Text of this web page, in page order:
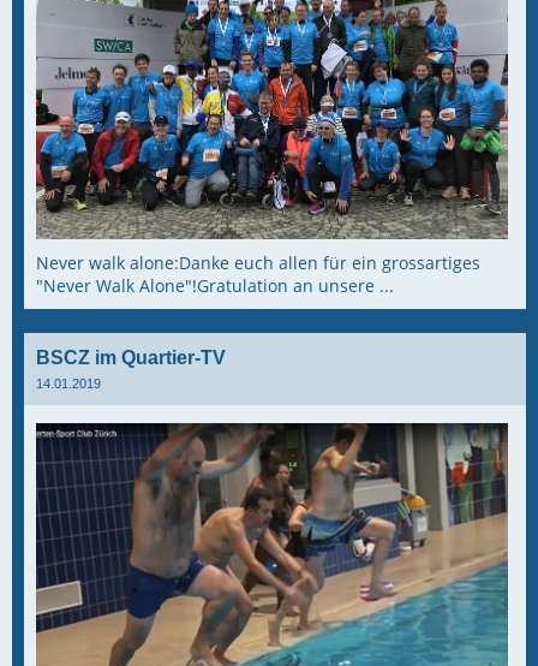
Never walk alone:Danke euch allen für ein grossartiges
"Never Walk Alone"!Gratulation an unsere ...
BSCZ im Quartier-TV
14.01.2019